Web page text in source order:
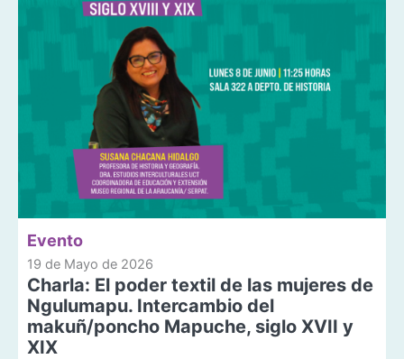
Evento
19 de Mayo de 2026
Charla: El poder textil de las mujeres de
Ngulumapu. Intercambio del
makuñ/poncho Mapuche, siglo XVII y
XIX